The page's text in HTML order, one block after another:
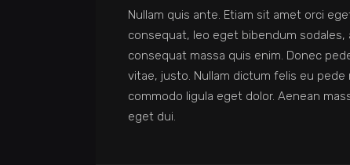
Nullam quis ante. Etiam sit amet orci
consequat, leo eget bibendum
consequat massa quis enim. Donec
vitae, justo. Nullam dictum felis eu
commodo ligula eget dolor. Aenean
eget dui.